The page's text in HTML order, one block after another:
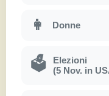
👩 Donne
🗳
Elezioni
(5 Nov. in